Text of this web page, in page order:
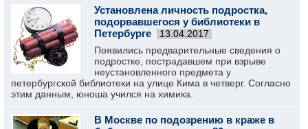
Установлена личность подростка,
подорвавшегося у библиотеки в
Петербурге
13.04.2017
Появились предварительные сведения о
подростке, пострадавшем при взрыве
неустановленного предмета у
петербургской библиотеки на улице Кима в четверг. Согласно
этим данным, юноша учился на химика.
В Москве по подозрению в краже в